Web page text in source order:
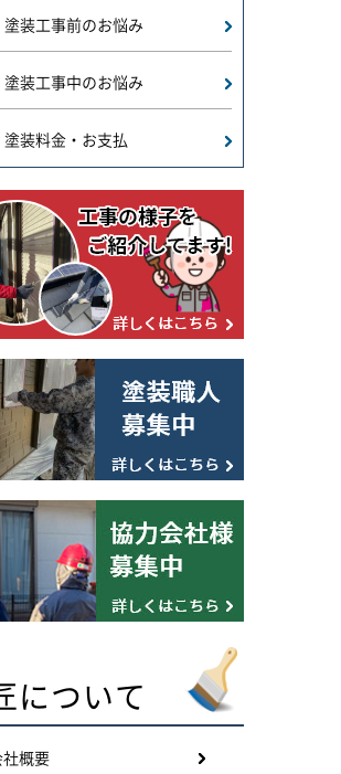
塗装工事前のお悩み
塗装工事中のお悩み
塗装料金・お支払
について
社概要